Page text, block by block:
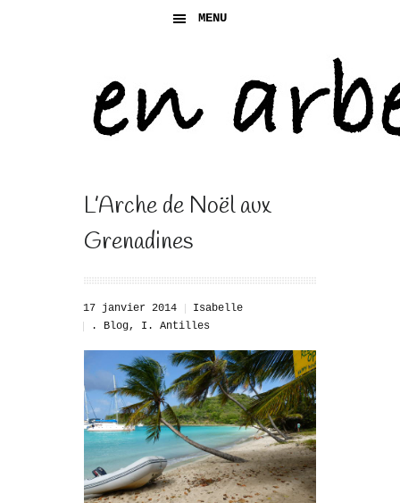
MENU
L’Arche de Noël aux
Grenadines
17 janvier 2014
Isabelle
. Blog, I. Antilles